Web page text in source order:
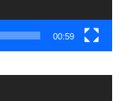
00:59